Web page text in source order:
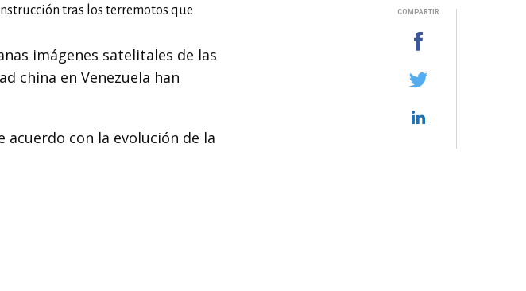
tras los terremotos que
imágenes satelitales de las
china en Venezuela han
con la evolución de la
COMPARTIR